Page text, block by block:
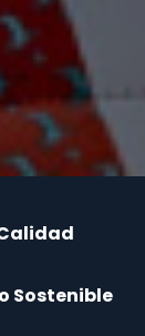
Sostenible